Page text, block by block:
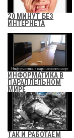
20 МИНУТ БЕЗ
ИНТЕРНЕТА
ИНФОРМАТИКА В
ПАРАЛЛЕЛЬНОМ
МИРЕ
ТАК И РАБОТАЕМ